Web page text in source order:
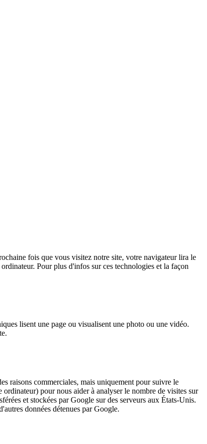
fois que vous visitez notre site, votre navigateur lira le
Pour plus d'infos sur ces technologies et la façon
lisent une page ou visualisent une photo ou une vidéo.
raisons commerciales, mais uniquement pour suivre le
pour nous aider à analyser le nombre de visites sur
et stockées par Google sur des serveurs aux États-Unis.
données détenues par Google.